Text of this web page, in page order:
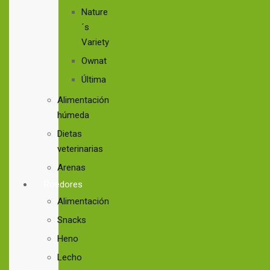
Nature
´s
Variety
Ownat
Última
Alimentación
húmeda
Dietas
veterinarias
Arenas
Roedores
Alimentación
Snacks
Heno
Lecho